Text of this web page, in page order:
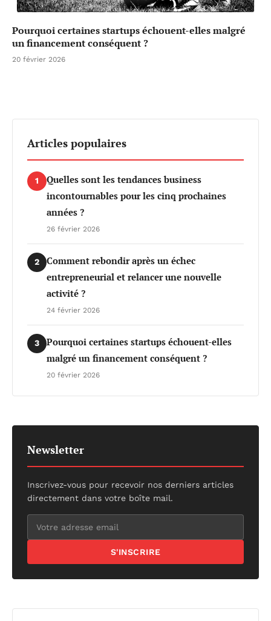
Pourquoi certaines startups échouent-elles malgré
un financement conséquent ?
20 février 2026
Articles populaires
1
Quelles sont les tendances business
incontournables pour les cinq prochaines
années ?
26 février 2026
2
Comment rebondir après un échec
entrepreneurial et relancer une nouvelle
activité ?
24 février 2026
3
Pourquoi certaines startups échouent-elles
malgré un financement conséquent ?
20 février 2026
Newsletter
Inscrivez-vous pour recevoir nos derniers articles
directement dans votre boîte mail.
S'INSCRIRE